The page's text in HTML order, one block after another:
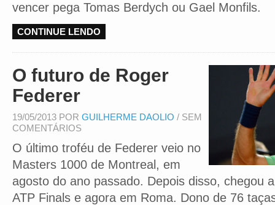
vencer pega Tomas Berdych ou Gael Monfils.
CONTINUE LENDO
O futuro de Roger
Federer
19/05/2013 POR GUILHERME DAOLIO / SEM
COMENTÁRIOS
O último troféu de Federer veio no
Masters 1000 de Montreal, em
agosto do ano passado. Depois disso, chegou
ATP Finals e agora em Roma. Dono de 76